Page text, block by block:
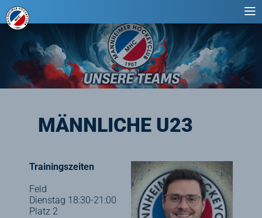
MÄNNLICHE U23
Trainingszeiten
Feld
Dienstag 18:30-21:00
Platz 2